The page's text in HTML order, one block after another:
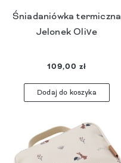
Śniadaniówka termiczna
Jelonek Olive
109,00 zł
Dodaj do koszyka